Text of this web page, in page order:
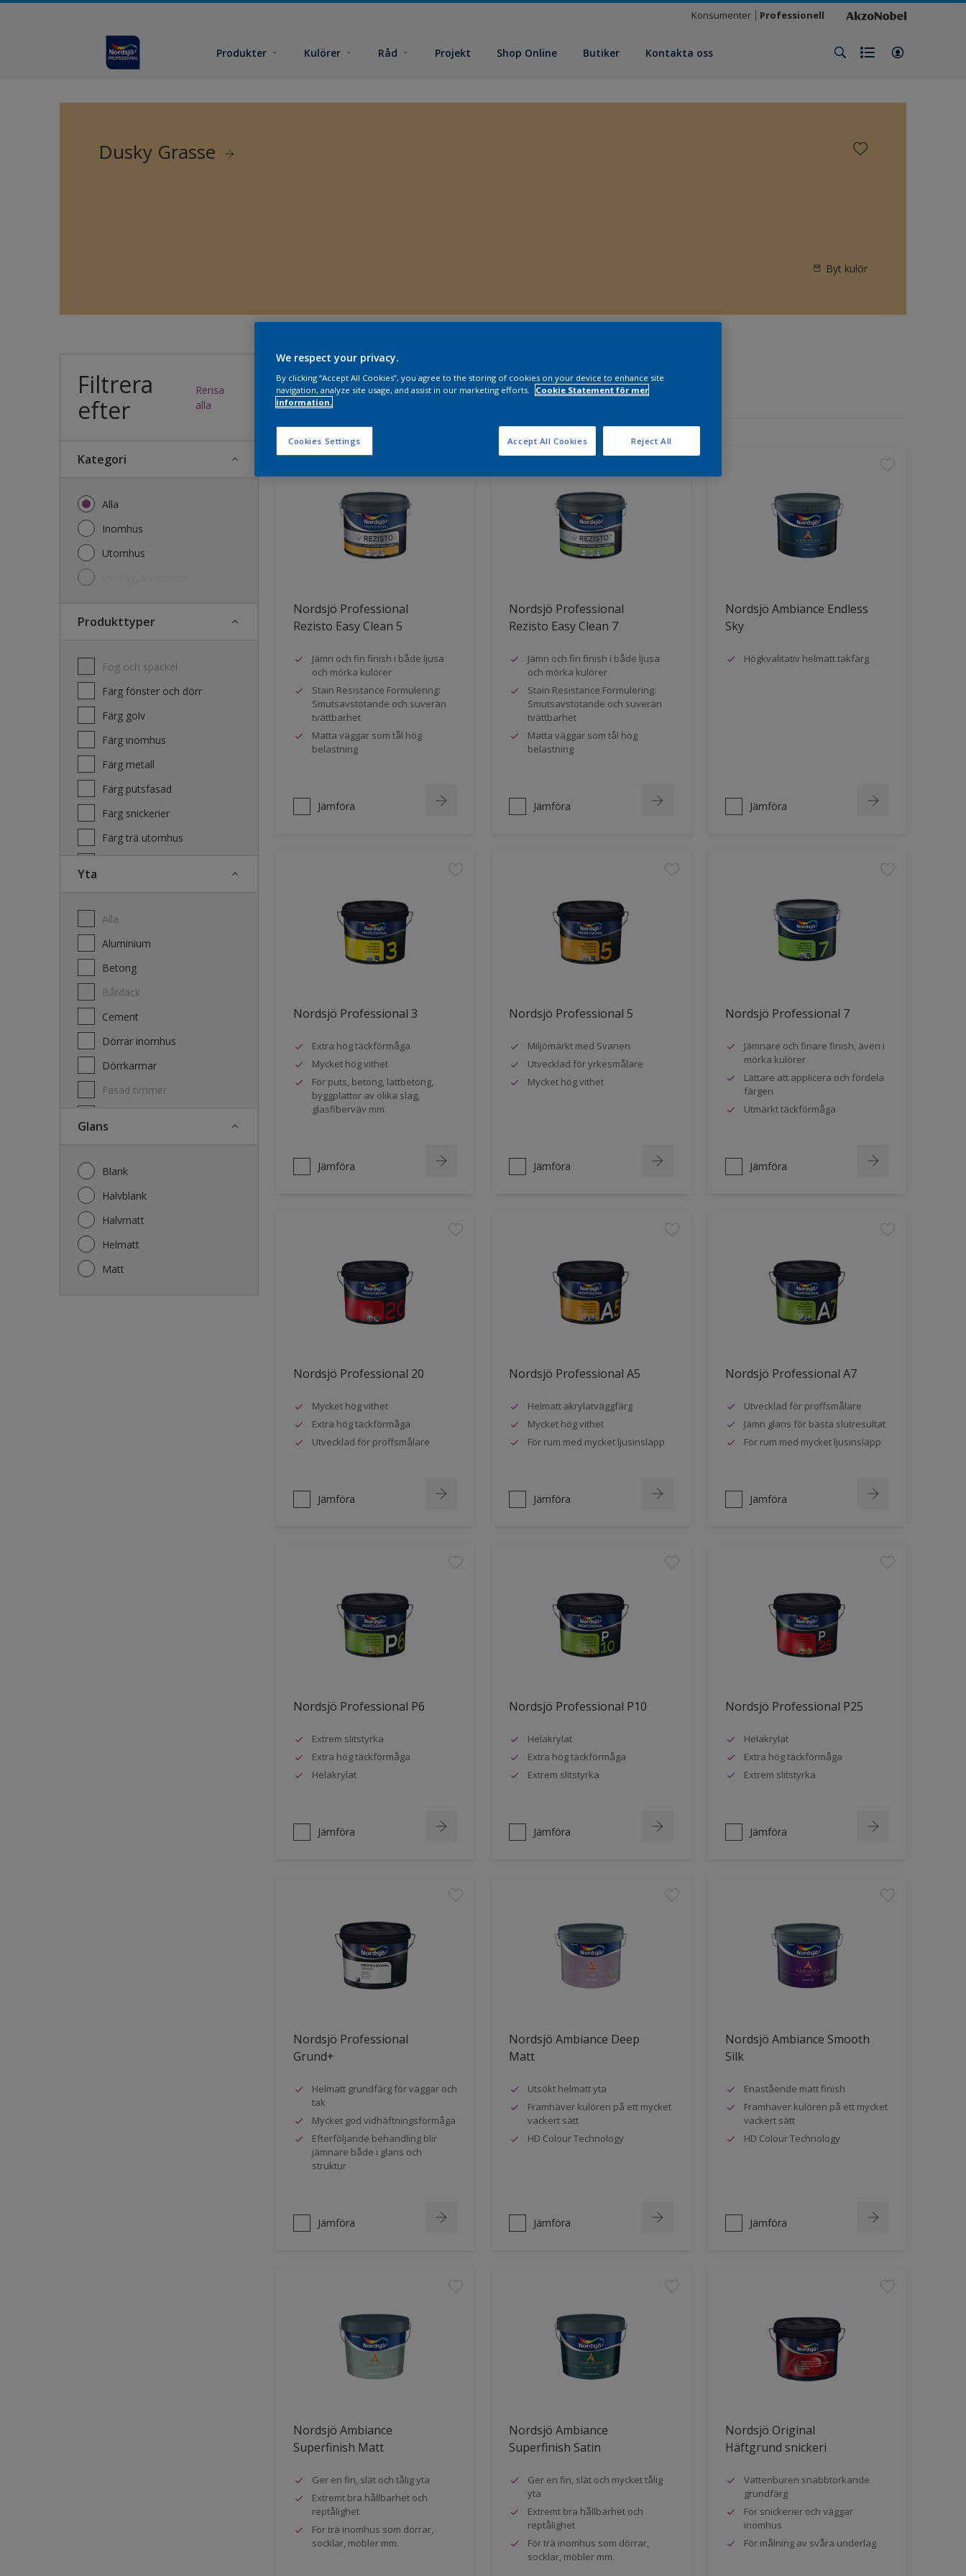
Konsumenter Professionell
Produkter Kulörer Råd Projekt Shop Online Butiker Kontakta oss
Dusky Grasse
Byt kulör
Filtrera
efter
Rensa
alla
Kategori
Alla
Inomhus
Utomhus
Produkttyper
Fog och spackel
Färg fönster och dörr
Färg golv
Färg inomhus
Färg metall
Färg putsfasad
Färg snickerier
Färg trä utomhus
Yta
Alla
Aluminium
Betong
Båtdäck
Cement
Dörrar inomhus
Dörrkarmar
Fasad timmer
Glans
Blank
Halvblank
Halvmatt
Helmatt
Matt
Vilka produkter behöver du?
42produkter hittade
Nordsjö Professional
Rezisto Easy Clean 5
Jämn och fin finish i både ljusa
och mörka kulörer
Stain Resistance Formulering:
Smutsavstötande och suverän
tvättbarhet
Matta väggar som tål hög
belastning
Jämföra
Nordsjö Professional
Rezisto Easy Clean 7
Jämn och fin finish i både ljusa
och mörka kulörer
Stain Resistance Formulering:
Smutsavstötande och suverän
tvättbarhet
Matta väggar som tål hög
belastning
Jämföra
Nordsjö Ambiance Endless
Sky
Högkvalitativ helmatt takfärg
Jämföra
Nordsjö Professional 3
Extra hög täckförmåga
Mycket hög vithet
För puts, betong, lättbetong,
byggplattor av olika slag,
glasfiberväv mm.
Jämföra
Nordsjö Professional 5
Miljömärkt med Svanen
Utvecklad för yrkesmålare
Mycket hög vithet
Jämföra
Nordsjö Professional 7
Jämnare och finare finish, även i
mörka kulörer
Lättare att applicera och fördela
färgen
Utmärkt täckförmåga
Jämföra
Nordsjö Professional 20
Mycket hög vithet
Extra hög täckförmåga
Utvecklad för proffsmålare
Jämföra
Nordsjö Professional A5
Helmatt akrylatväggfärg
Mycket hög vithet
För rum med mycket ljusinsläpp
Jämföra
Nordsjö Professional A7
Utvecklad för proffsmålare
Jämn glans för bästa slutresultat
För rum med mycket ljusinsläpp
Jämföra
Nordsjö Professional P6
Extrem slitstyrka
Extra hög täckförmåga
Helakrylat
Jämföra
Nordsjö Professional P10
Helakrylat
Extra hög täckförmåga
Extrem slitstyrka
Jämföra
Nordsjö Professional P25
Helakrylat
Extra hög täckförmåga
Extrem slitstyrka
Jämföra
Nordsjö Professional
Grund+
Helmatt grundfärg för väggar och
tak
Mycket god vidhäftningsförmåga
Efterföljande behandling blir
jämnare både i glans och
struktur
Jämföra
Nordsjö Ambiance Deep
Matt
Utsökt helmatt yta
Framhäver kulören på ett mycket
vackert sätt
HD Colour Technology
Jämföra
Nordsjö Ambiance Smooth
Silk
Enastående matt finish
Framhäver kulören på ett mycket
vackert sätt
HD Colour Technology
Jämföra
Nordsjö Ambiance
Superfinish Matt
Ger en fin, slät och tålig yta
Extremt bra hållbarhet och
reptålighet
För trä inomhus som dörrar,
socklar, möbler mm.
Nordsjö Ambiance
Superfinish Satin
Ger en fin, slät och mycket tålig
yta
Extremt bra hållbarhet och
reptålighet
För trä inomhus som dörrar,
socklar, möbler mm.
Nordsjö Original
Häftgrund snickeri
Vattenburen snabbtorkande
grundfärg
För snickerier och väggar
inomhus
För målning av svåra underlag
We respect your privacy.
By clicking “Accept All Cookies”, you agree to the storing of cookies on your device to enhance site
navigation, analyze site usage, and assist in our marketing efforts.
Cookie Statement för mer
information.
Cookies Settings Reject All
Accept All Cookies